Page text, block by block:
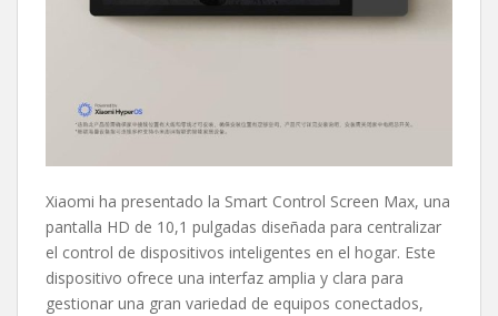
Xiaomi ha presentado la Smart Control Screen Max, una
pantalla HD de 10,1 pulgadas diseñada para centralizar
el control de dispositivos inteligentes en el hogar. Este
dispositivo ofrece una interfaz amplia y clara para
gestionar una gran variedad de equipos conectados,